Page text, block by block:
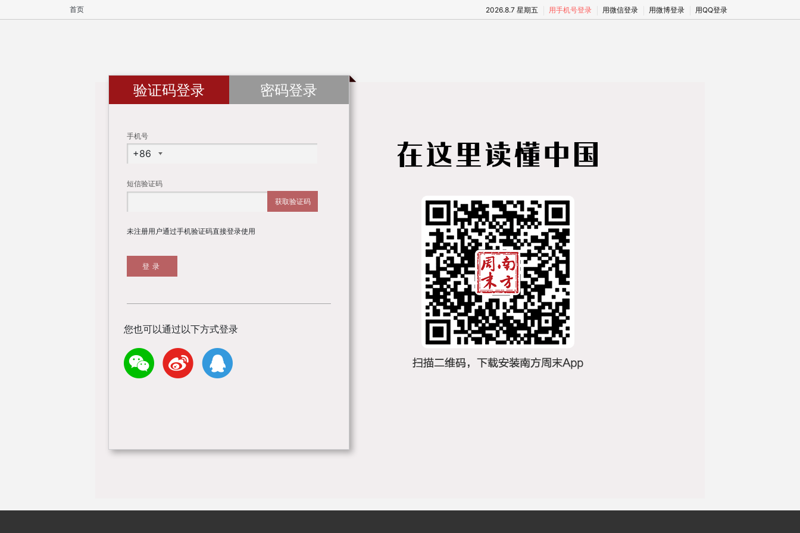
首页 2026.8.7 星期五 用手机号登录 用微信登录 用微博登录 用QQ登录
验证码登录 密码登录
手机号
短信验证码
获取验证码
未注册用户通过手机验证码直接登录使用
登录
您也可以通过以下方式登录